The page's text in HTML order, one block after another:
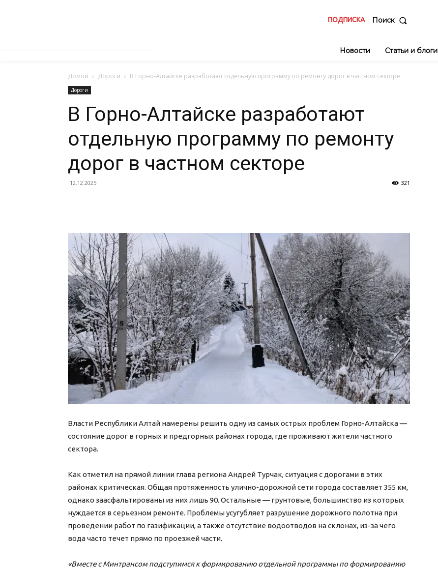
ПОДПИСКА Поиск
Новости Статьи и блоги
Домой Дороги В Горно-Алтайске разработают отдельную программу по ремонту дорог в частном секторе
Дороги
В Горно-Алтайске разработают
отдельную программу по ремонту
дорог в частном секторе
12.12.2025 321
Власти Республики Алтай намерены решить одну из самых острых проблем Горно-Алтайска —
состояние дорог в горных и предгорных районах города, где проживают жители частного
сектора.
Как отметил на прямой линии глава региона Андрей Турчак, ситуация с дорогами в этих
районах критическая. Общая протяженность улично-дорожной сети города составляет 355 км,
однако заасфальтированы из них лишь 90. Остальные — грунтовые, большинство из которых
нуждается в серьезном ремонте. Проблемы усугубляет разрушение дорожного полотна при
проведении работ по газификации, а также отсутствие водоотводов на склонах, из-за чего
вода часто течет прямо по проезжей части.
«Вместе с Минтрансом подступимся к формированию отдельной программы по формированию